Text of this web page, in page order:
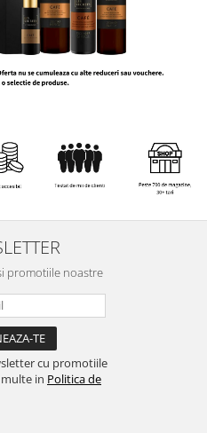
promotiile noastre
cu promotiile
in Politica de